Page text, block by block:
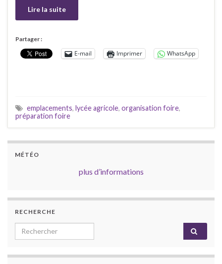
Lire la suite
Partager :
E-mail Imprimer WhatsApp
emplacements, lycée agricole, organisation foire,
préparation foire
MÉTÉO
plus d’informations
RECHERCHE
Search for: